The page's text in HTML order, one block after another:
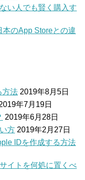
い人でも賢く購入す
のApp Storeとの違
方法 2019年8月5日
年7月19日
2019年6月28日
方 2019年2月27日
IDを作成する方法
イトを何処に置くべ